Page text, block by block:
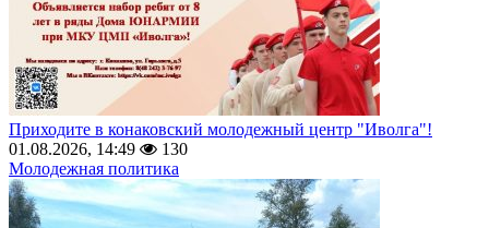
Приходите в конаковский молодежный центр "Иволга"!
01.08.2026, 14:49
130
Молодежная политика